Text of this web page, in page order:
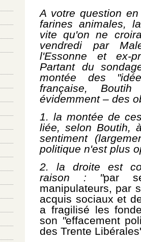
A votre question
farines animales,
vite qu'on ne
vendredi par
l'Essonne et ex-
Partant du
montée des
française,
évidemment – des
1. la montée de
liée, selon Boutih,
sentiment
politique n'est plus
2. la droite est
raison : "par
manipulateurs, par
acquis sociaux et
a fragilisé les
son "effacement
des Trente